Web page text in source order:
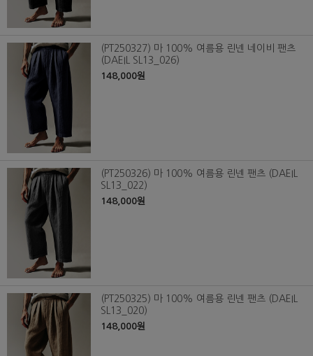
(PT250327) 마 100% 여름용 린넨 네이비 팬츠
(DAEIL SL13_026)
148,000원
(PT250326) 마 100% 여름용 린넨 팬츠 (DAEIL
SL13_022)
148,000원
(PT250325) 마 100% 여름용 린넨 팬츠 (DAEIL
SL13_020)
148,000원